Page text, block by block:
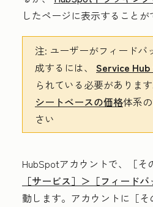
したページに表示することが
注: ユーザーがフィードバ
成するには、 Service Hub
られている必要がありま
シートベースの価格体系
さい
HubSpotアカウントで、
［
［サービス］＞ ［フィード
動します。アカウントに ［